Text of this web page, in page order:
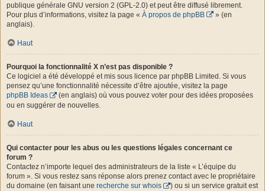
publique générale GNU version 2 (GPL-2.0) et peut être diffusé librement.
Pour plus d’informations, visitez la page « À propos de phpBB
» (en
anglais).
Haut
Pourquoi la fonctionnalité X n’est pas disponible ?
Ce logiciel a été développé et mis sous licence par phpBB Limited. Si vous
pensez qu’une fonctionnalité nécessite d’être ajoutée, visitez la page
phpBB Ideas
(en anglais) où vous pouvez voter pour des idées proposées
ou en suggérer de nouvelles.
Haut
Qui contacter pour les abus ou les questions légales concernant ce
forum ?
Contactez n’importe lequel des administrateurs de la liste « L’équipe du
forum ». Si vous restez sans réponse alors prenez contact avec le propriétaire
du domaine (en faisant une recherche sur whois
) ou si un service gratuit est